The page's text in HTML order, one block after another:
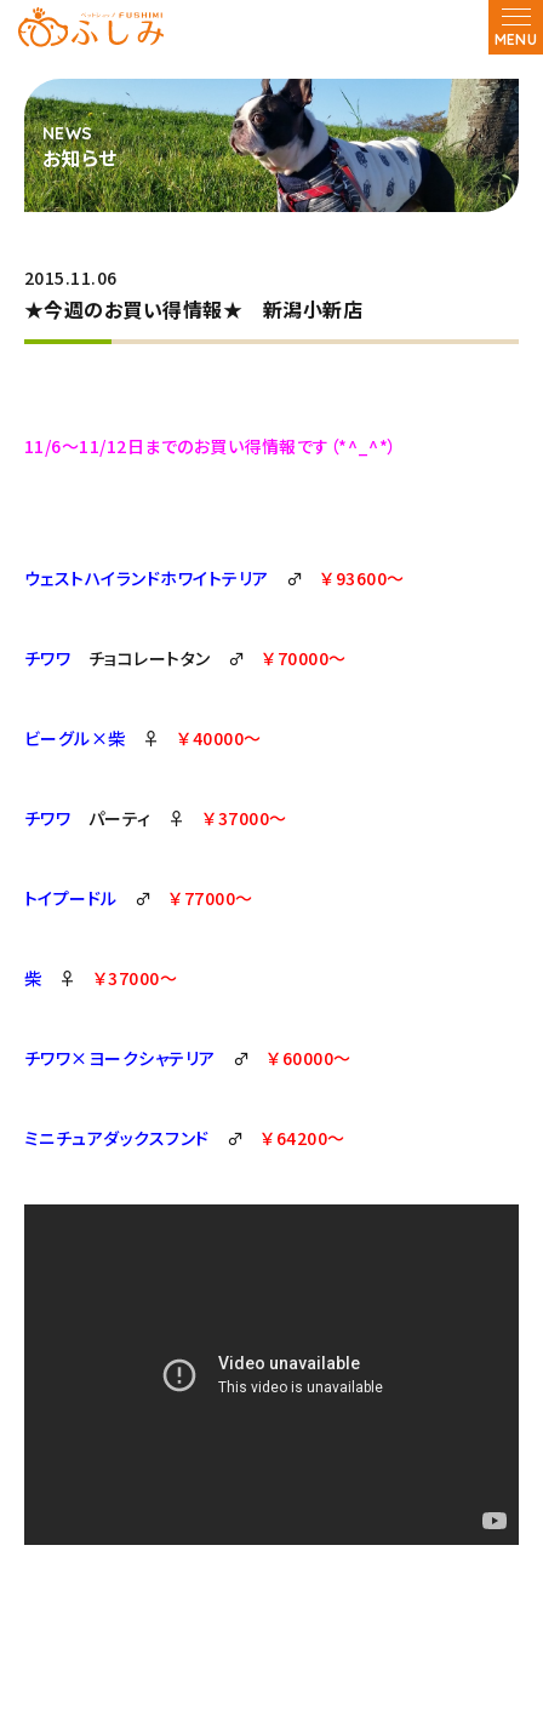
MENU
お知らせ
2015.11.06
★今週のお買い得情報★ 新潟小新店
11/6～11/12日までのお買い得情報です（*^_^*）
ウェストハイランドホワイトテリア ♂￥93600～
チワワ チョコレートタン ♂￥70000～
ビーグル×柴 ♀￥40000～
チワワ パーティ ♀￥37000～
トイプードル ♂￥77000～
柴 ♀ ￥37000～
チワワ×ヨークシャテリア ♂￥60000～
ミニチュアダックスフンド ♂￥64200～